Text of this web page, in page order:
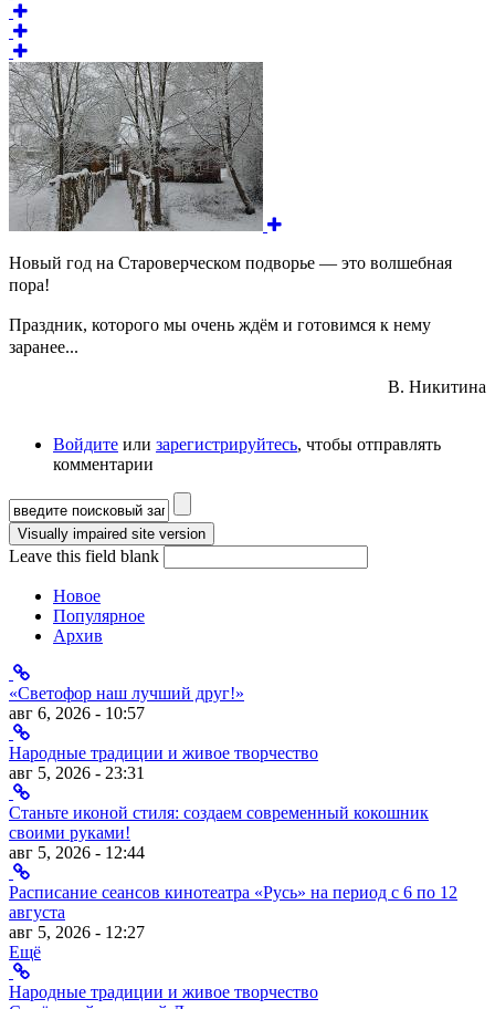
Новый год на Староверческом подворье — это волшебная
пора!
Праздник, которого мы очень ждём и готовимся к нему
заранее...
В. Никитина
Войдите или зарегистрируйтесь, чтобы отправлять
комментарии
Форма поиска
Leave this field blank
Новое
Популярное
Архив
«Светофор наш лучший друг!»
авг 6, 2026 - 10:57
Народные традиции и живое творчество
авг 5, 2026 - 23:31
Станьте иконой стиля: создаем современный кокошник
своими руками!
авг 5, 2026 - 12:44
Расписание сеансов кинотеатра «Русь» на период с 6 по 12
августа
авг 5, 2026 - 12:27
Ещё
Народные традиции и живое творчество